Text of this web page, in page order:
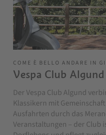
COME È BELLO ANDARE IN
Vespa Club Algund
Der Vespa Club Algund
Klassikern mit
Ausfahrten durch das
Veranstaltungen – der Club